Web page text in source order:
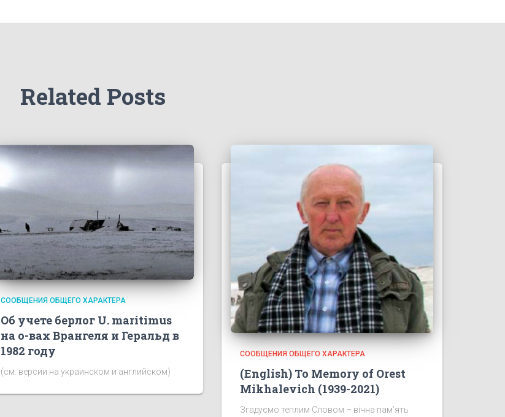
Related Posts
СООБЩЕНИЯ ОБЩЕГО ХАРАКТЕРА
Об учете берлог U. maritimus
на о-вах Врангеля и Геральд в
1982 году
(см. версии на украинском и английском)
СООБЩЕНИЯ ОБЩЕГО ХАРАКТЕРА
(English) To Memory of Orest
Mikhalevich (1939-2021)
Згадуємо теплим Словом – вічна пам’ять